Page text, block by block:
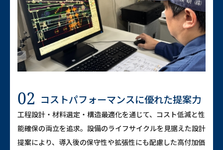
02 コストパフォーマンスに優れた提案力
工程設計・材料選定・構造最適化を通じて、コスト低減と性
能確保の両立を追求。設備のライフサイクルを見据えた設計
提案により、導入後の保守性や拡張性にも配慮した高付加価